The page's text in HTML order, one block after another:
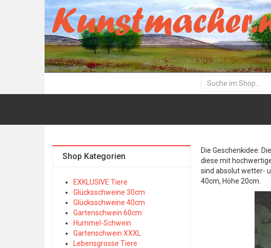
Die Geschenkidee:
diese mit
sind absolut wetter-
40cm, Höhe 20cm.
Shop Kategorien
EXKLUSIVE Tiere
Glücksschweine 30cm
Glücksschweine 40cm
Gartenschwein 60cm
Hummel-Schwein
Gartenschwein XXXL
Lebensgrosse Tiere